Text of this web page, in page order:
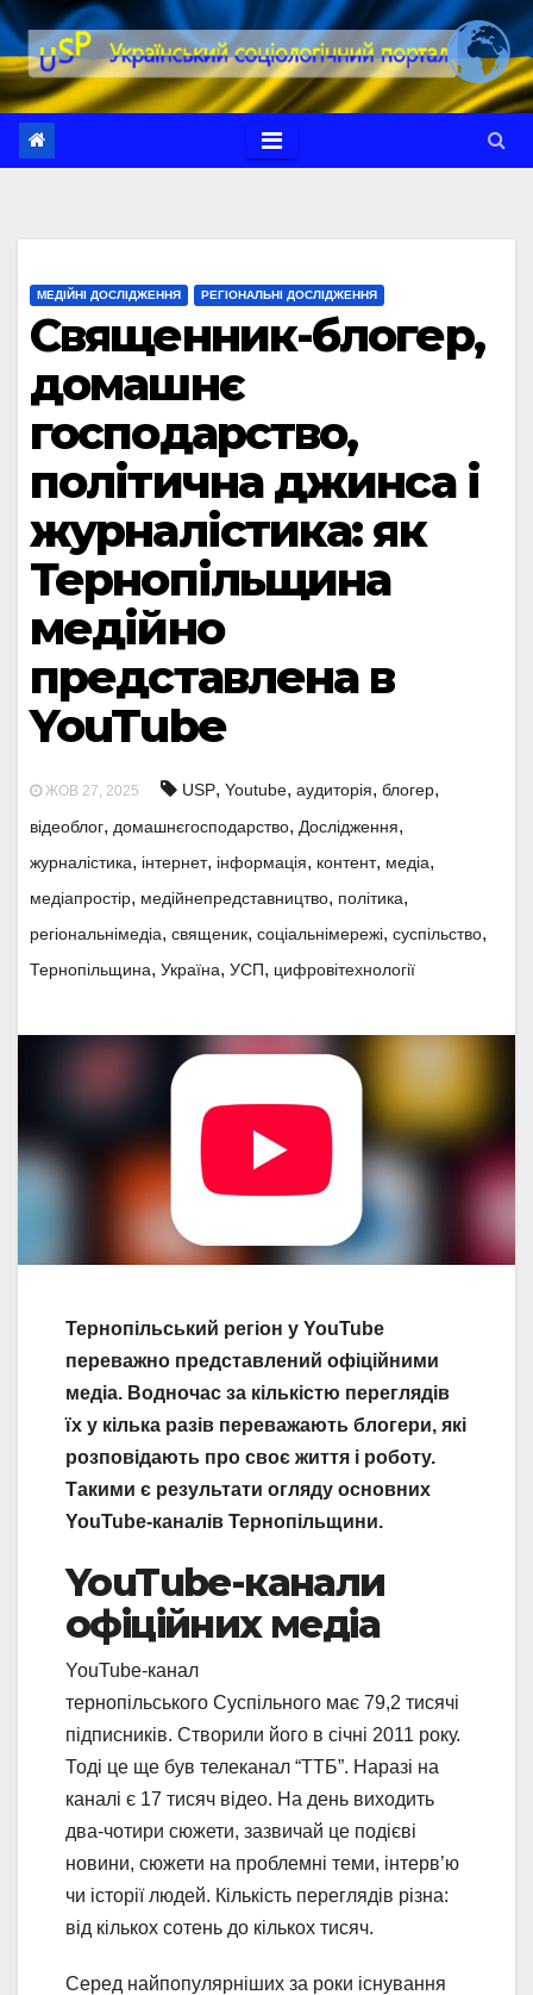
Перейти
до
вмісту
МЕДІЙНІ ДОСЛІДЖЕННЯ РЕГІОНАЛЬНІ ДОСЛІДЖЕННЯ
Священник-блогер,
домашнє
господарство,
політична джинса і
журналістика: як
Тернопільщина
медійно
представлена в
YouTube
ЖОВ 27, 2025 USP, Youtube, аудиторія, блогер,
відеоблог, домашнєгосподарство, Дослідження,
журналістика, інтернет, інформація, контент, медіа,
медіапростір, медійнепредставництво, політика,
регіональнімедіа, священик, соціальнімережі, суспільство,
Тернопільщина, Україна, УСП, цифровітехнології
Тернопільський регіон у YouTube
переважно представлений офіційними
медіа. Водночас за кількістю переглядів
їх у кілька разів переважають блогери, які
розповідають про своє життя і роботу.
Такими є результати огляду основних
YouTube-каналів Тернопільщини.
YouTube-канали
офіційних медіа
YouTube-канал
тернопільського Суспільного має 79,2 тисячі
підписників. Створили його в січні 2011 року.
Тоді це ще був телеканал “ТТБ”. Наразі на
каналі є 17 тисяч відео. На день виходить
два-чотири сюжети, зазвичай це подієві
новини, сюжети на проблемні теми, інтерв’ю
чи історії людей. Кількість переглядів різна:
від кількох сотень до кількох тисяч.
Серед найпопулярніших за роки існування